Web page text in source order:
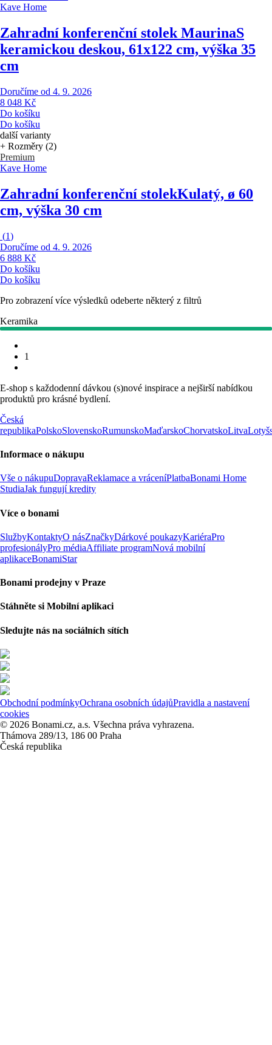
Kave Home
Zahradní konferenční stolek MaurinaS
keramickou deskou, 61x122 cm, výška 35
cm
Doručíme od 4. 9. 2026
8 048 Kč
Do košíku
Do košíku
další varianty
+ Rozměry (2)
Premium
Kave Home
Zahradní konferenční stolekKulatý, ø 60
cm, výška 30 cm
(1)
Doručíme od 4. 9. 2026
6 888 Kč
Do košíku
Do košíku
Pro zobrazení více výsledků odeberte některý z filtrů
Keramika
1
E-shop s každodenní dávkou (s)nové inspirace a nejširší nabídkou
produktů pro krásné bydlení.
Česká
republikaPolskoSlovenskoRumunskoMaďarskoChorvatskoLitva
Informace o nákupu
Vše o nákupuDopravaReklamace a vráceníPlatbaBonami Home
StudiaJak fungují kredity
Více o bonami
SlužbyKontaktyO násZnačkyDárkové poukazyKariéraPro
profesionályPro médiaAffiliate programNová mobilní
aplikaceBonamiStar
Bonami prodejny v Praze
Stáhněte si Mobilní aplikaci
Sledujte nás na sociálních sítích
Obchodní podmínkyOchrana osobních údajůPravidla a nastavení
cookies
© 2026 Bonami.cz, a.s. Všechna práva vyhrazena.
Thámova 289/13, 186 00 Praha
Česká republika